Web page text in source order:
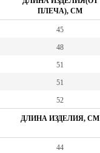
ПЛЕЧА), СМ
45
48
51
51
52
ДЛИНА ИЗДЕЛИЯ, СМ
44